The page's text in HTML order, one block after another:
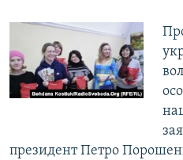
президент Петро